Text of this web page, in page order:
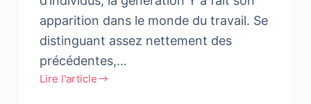
apparition dans le monde du travail. Se
distinguant assez nettement des
précédentes,…
Lire l'article
Intégrer